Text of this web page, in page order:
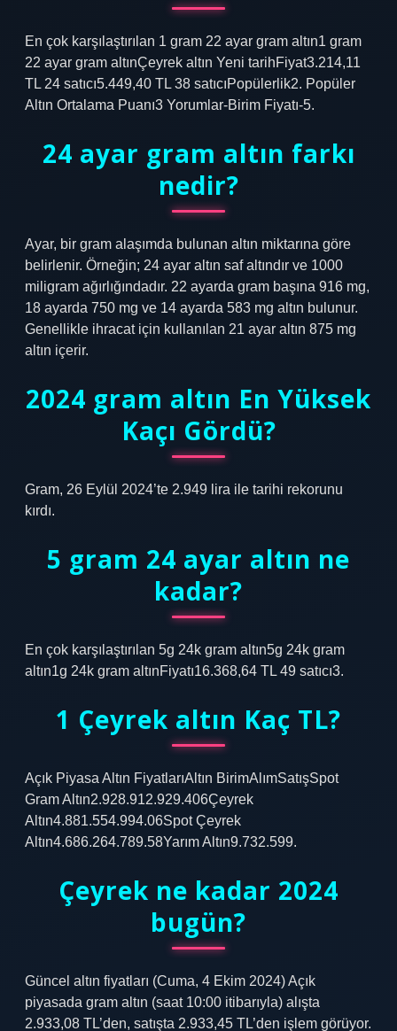
En çok karşılaştırılan 1 gram 22 ayar gram altın1 gram
22 ayar gram altınÇeyrek altın Yeni tarihFiyat3.214,11
TL 24 satıcı5.449,40 TL 38 satıcıPopülerlik2. Popüler
Altın Ortalama Puanı3 Yorumlar-Birim Fiyatı-5.
24 ayar gram altın farkı
nedir?
Ayar, bir gram alaşımda bulunan altın miktarına göre
belirlenir. Örneğin; 24 ayar altın saf altındır ve 1000
miligram ağırlığındadır. 22 ayarda gram başına 916 mg,
18 ayarda 750 mg ve 14 ayarda 583 mg altın bulunur.
Genellikle ihracat için kullanılan 21 ayar altın 875 mg
altın içerir.
2024 gram altın En Yüksek
Kaçı Gördü?
Gram, 26 Eylül 2024’te 2.949 lira ile tarihi rekorunu
kırdı.
5 gram 24 ayar altın ne
kadar?
En çok karşılaştırılan 5g 24k gram altın5g 24k gram
altın1g 24k gram altınFiyatı16.368,64 TL 49 satıcı3.
1 Çeyrek altın Kaç TL?
Açık Piyasa Altın FiyatlarıAltın BirimAlımSatışSpot
Gram Altın2.928.912.929.406Çeyrek
Altın4.881.554.994.06Spot Çeyrek
Altın4.686.264.789.58Yarım Altın9.732.599.
Çeyrek ne kadar 2024
bugün?
Güncel altın fiyatları (Cuma, 4 Ekim 2024) Açık
piyasada gram altın (saat 10:00 itibarıyla) alışta
2.933,08 TL’den, satışta 2.933,45 TL’den işlem görüyor.